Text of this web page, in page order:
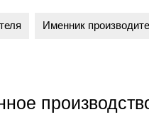
Именник